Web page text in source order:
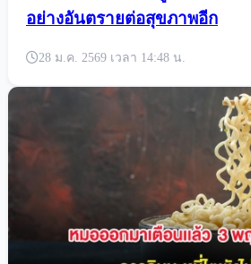
อย่างอันตรายต่อสุขภาพอีก
28 ม.ค. 2569 เวลา 14:48 น.